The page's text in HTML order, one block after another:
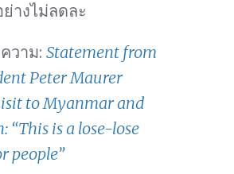
างไม่ลดละ
วาม: Statement from
Peter Maurer
to Myanmar and
“This is a lose-lose
people”